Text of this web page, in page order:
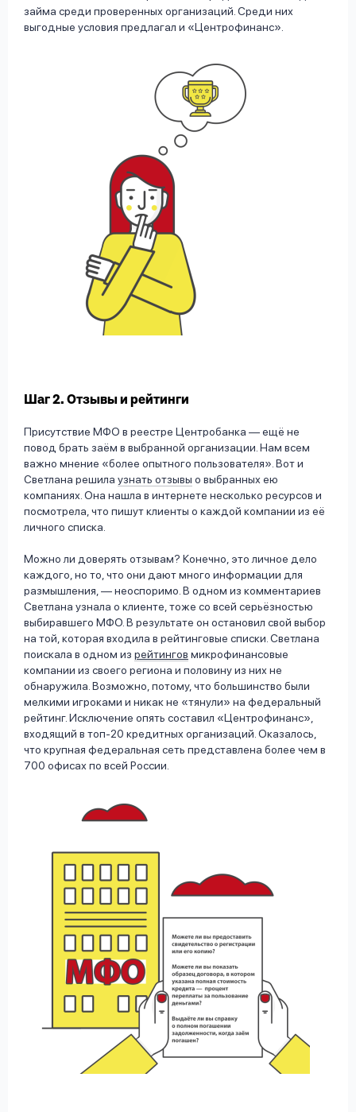
займа среди проверенных организаций. Среди них
выгодные условия предлагал и «Центрофинанс».
Шаг 2. Отзывы и рейтинги
Присутствие МФО в реестре Центробанка — ещё не
повод брать заём в выбранной организации. Нам всем
важно мнение «более опытного пользователя». Вот и
Светлана решила узнать отзывы о выбранных ею
компаниях. Она нашла в интернете несколько ресурсов и
посмотрела, что пишут клиенты о каждой компании из её
личного списка.
Можно ли доверять отзывам? Конечно, это личное дело
каждого, но то, что они дают много информации для
размышления, — неоспоримо. В одном из комментариев
Светлана узнала о клиенте, тоже со всей серьёзностью
выбиравшего МФО. В результате он остановил свой выбор
на той, которая входила в рейтинговые списки. Светлана
поискала в одном из рейтингов микрофинансовые
компании из своего региона и половину из них не
обнаружила. Возможно, потому, что большинство были
мелкими игроками и никак не «тянули» на федеральный
рейтинг. Исключение опять составил «Центрофинанс»,
входящий в топ-20 кредитных организаций. Оказалось,
что крупная федеральная сеть представлена более чем в
700 офисах по всей России.